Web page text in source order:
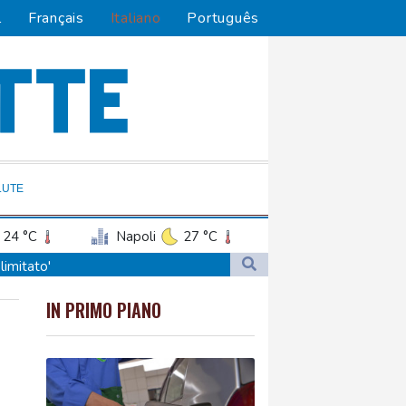
Français Italiano Português
24 °C Napoli 27 °C
IN PRIMO PIANO